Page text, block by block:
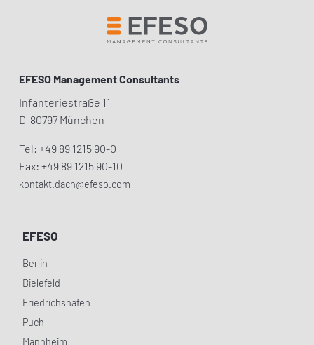
EFESO Management Consultants
Infanteriestraße 11
D-80797 München
Tel: +49 89 1215 90-0
Fax: +49 89 1215 90-10
kontakt.dach@efeso.com
EFESO
Berlin
Bielefeld
Friedrichshafen
Puch
Mannheim